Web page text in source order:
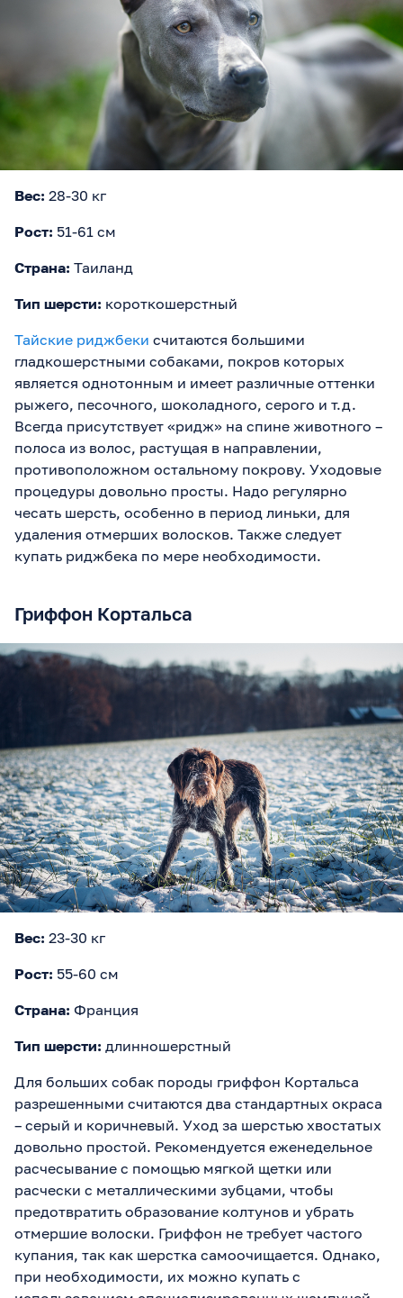
Вес: 28-30 кг
Рост: 51-61 см
Страна: Таиланд
Тип шерсти: короткошерстный
Тайские риджбеки считаются большими
гладкошерстными собаками, покров которых
является однотонным и имеет различные оттенки
рыжего, песочного, шоколадного, серого и т.д.
Всегда присутствует «ридж» на спине животного –
полоса из волос, растущая в направлении,
противоположном остальному покрову. Уходовые
процедуры довольно просты. Надо регулярно
чесать шерсть, особенно в период линьки, для
удаления отмерших волосков. Также следует
купать риджбека по мере необходимости.
Гриффон Кортальса
Вес: 23-30 кг
Рост: 55-60 см
Страна: Франция
Тип шерсти: длинношерстный
Для больших собак породы гриффон Кортальса
разрешенными считаются два стандартных окраса
– серый и коричневый. Уход за шерстью хвостатых
довольно простой. Рекомендуется еженедельное
расчесывание с помощью мягкой щетки или
расчески с металлическими зубцами, чтобы
предотвратить образование колтунов и убрать
отмершие волоски. Гриффон не требует частого
купания, так как шерстка самоочищается. Однако,
при необходимости, их можно купать с